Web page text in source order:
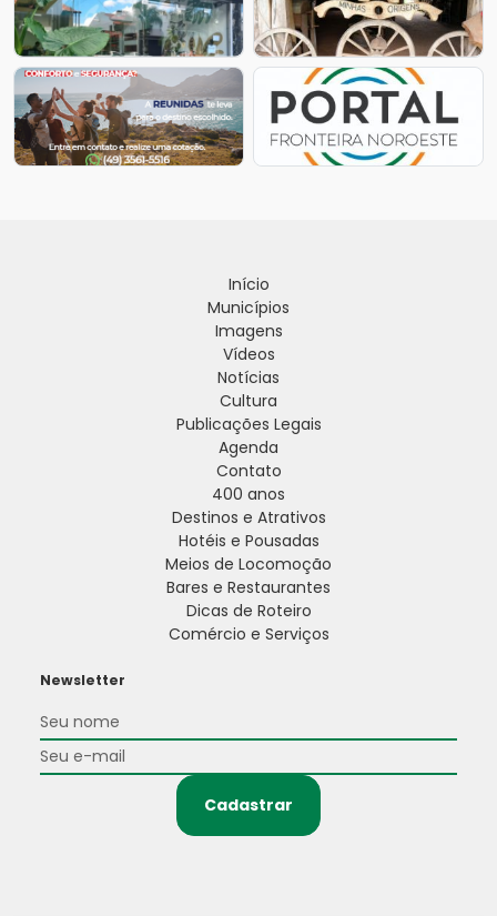
Início
Municípios
Imagens
Vídeos
Notícias
Cultura
Publicações Legais
Agenda
Contato
400 anos
Destinos e Atrativos
Hotéis e Pousadas
Meios de Locomoção
Bares e Restaurantes
Dicas de Roteiro
Comércio e Serviços
Newsletter
Cadastrar